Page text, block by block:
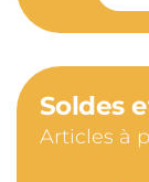
Soldes
Articles à